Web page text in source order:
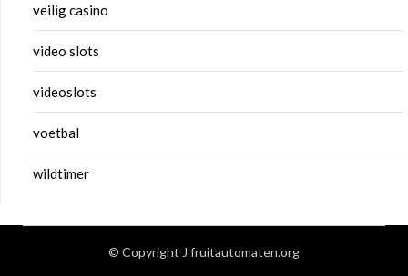
veilig casino
video slots
videoslots
voetbal
wildtimer
© Copyright J fruitautomaten.org